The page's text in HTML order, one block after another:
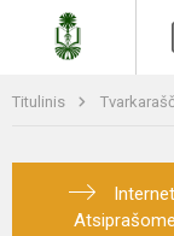
Titulinis